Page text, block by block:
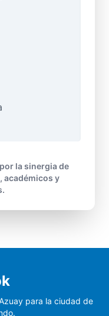
la sinergia de
académicos y
para la ciudad de